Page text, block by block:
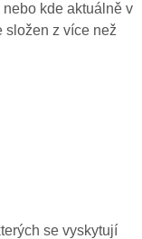
kde aktuálně v
složen z více než
se vyskytují